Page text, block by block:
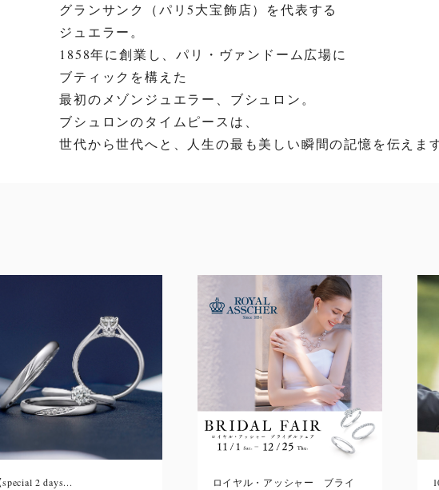
グランサンク（パリ5大宝飾店）を代表する
ジュエラー。
1858年に創業し、パリ・ヴァンドーム広場に
ブティックを構えた
最初のメゾンジュエラー、ブシュロン。
ブシュロンのタイムピースは、
世代から世代へと、人生の最も美しい瞬間の記憶を伝えます
special 2 days...
ロイヤル・アッシャー ブライ